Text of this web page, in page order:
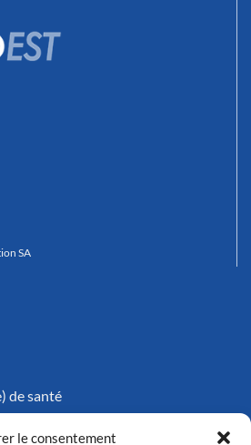
le consentement
SA
de santé